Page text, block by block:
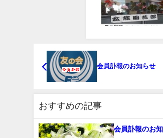
会員訃報のお知らせ
おすすめの記事
会員訃報の